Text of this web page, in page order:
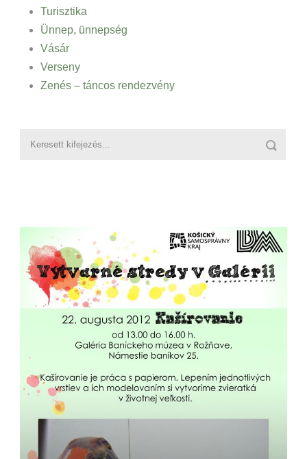
Turisztika
Ünnep, ünnepség
Vásár
Verseny
Zenés – táncos rendezvény